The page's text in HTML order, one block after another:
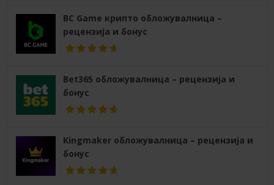
BC Game крипто обложувалница –
рецензија и бонус
Bet365 обложувалница – рецензија и
бонус
Kingmaker обложувалница – рецензија и
бонус